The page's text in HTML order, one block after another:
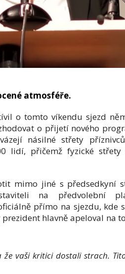
atmosféře.
o tomto víkendu sjezd
o přijetí nového
násilné střety
lidí, přičemž fyzické střety
mimo jiné s předsedkyní
na předvolební
přímo na sjezdu, kde
hlavně apeloval na
vaši kritici dostali strach.